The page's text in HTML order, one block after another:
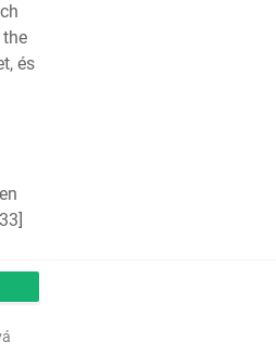
és